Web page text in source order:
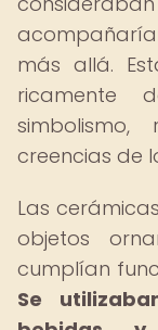
más allá.
ricamente
creencias de
Las
objetos
cumplían
Se